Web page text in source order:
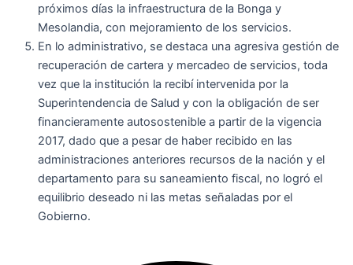
próximos días la infraestructura de la Bonga y
Mesolandia, con mejoramiento de los servicios.
En lo administrativo, se destaca una agresiva gestión de
recuperación de cartera y mercadeo de servicios, toda
vez que la institución la recibí intervenida por la
Superintendencia de Salud y con la obligación de ser
financieramente autosostenible a partir de la vigencia
2017, dado que a pesar de haber recibido en las
administraciones anteriores recursos de la nación y el
departamento para su saneamiento fiscal, no logró el
equilibrio deseado ni las metas señaladas por el
Gobierno.